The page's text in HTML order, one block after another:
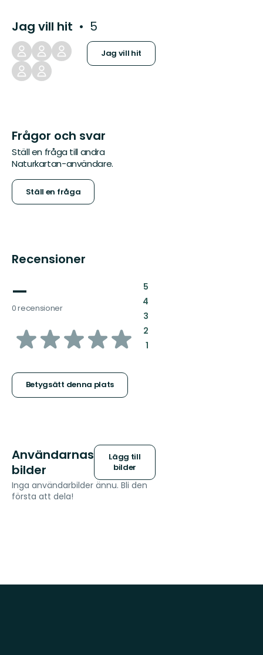
Jag vill hit 5
Jag vill hit
Frågor och svar
Ställ en fråga till andra
Naturkartan-användare.
Ställ en fråga
Recensioner
—
0 recensioner
av
stjärnor
Betygsätt denna plats
5:
4:
3:
2:
1:
Användarnas
bilder
Lägg till
bilder
Inga användarbilder ännu. Bli den
första att dela!